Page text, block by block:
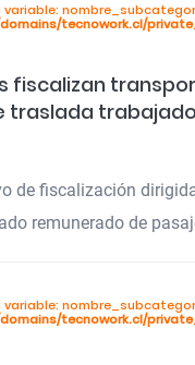
variable:
tecnowork.cl/
fiscalizan
traslada
de fiscalización
remunerado de
variable:
tecnowork.cl/